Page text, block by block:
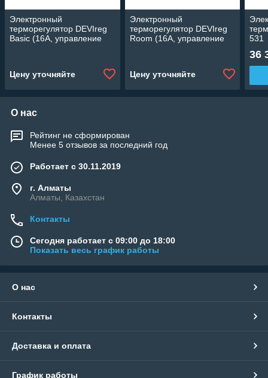
Электронный
терморегулятор DEVIreg
Basic (16А, управление
Цену уточняйте
Электронный
терморегулятор DEVIreg
Room (16А, управление
Цену уточняйте
531
36
О нас
Рейтинг не сформирован
Менее 5 отзывов за последний год
Работает с 30.11.2019
г. Алматы
Алматы, Казахстан
Контакты
Сегодня работает с 09:00 до 18:00
Показать весь график работы
О нас
Контакты
Доставка и оплата
График работы